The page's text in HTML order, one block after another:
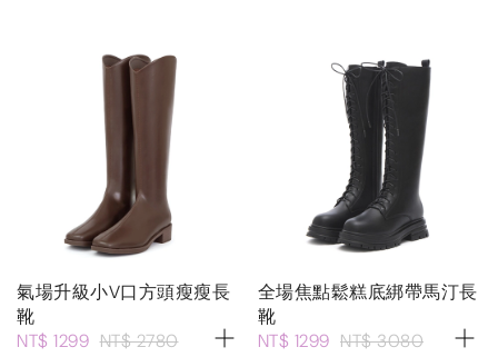
氣場升級小V口方頭瘦瘦長
靴
NT$ 1299 NT$ 2780
全場焦點鬆糕底綁帶馬汀長
靴
NT$ 1299 NT$ 3080